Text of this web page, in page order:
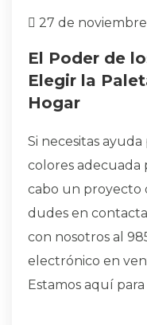
27 de
El Poder de
Elegir la
Hogar
Si necesitas
colores adecuada
cabo un proyecto
dudes en
con nosotros al
electrónico en
Estamos aquí